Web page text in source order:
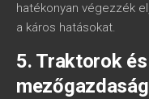
hatékonyan végezzék
a káros hatásokat.
5. Traktorok